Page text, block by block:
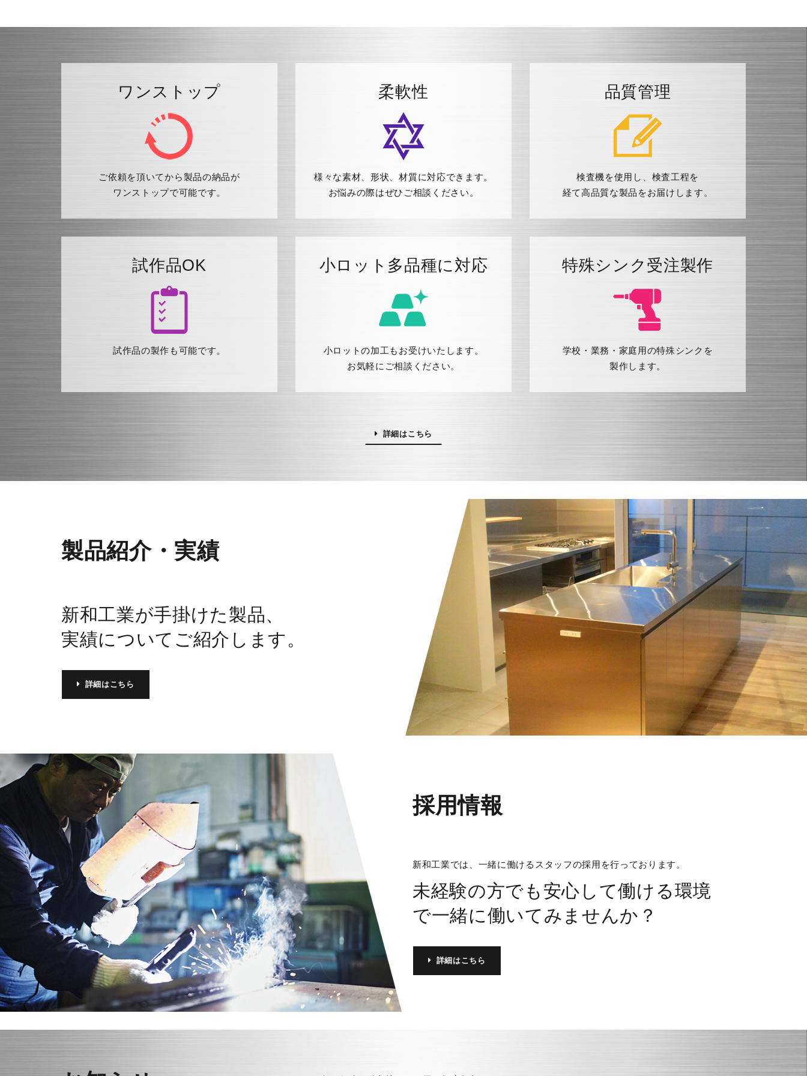
ワンストップ
ご依頼を頂いてから製品の納品が
ワンストップで可能です。
柔軟性
様々な素材、形状、材質に対応できます。
お悩みの際はぜひご相談ください。
品質管理
検査機を使用し、検査工程を
経て高品質な製品をお届けします。
試作品OK
試作品の製作も可能です。
小ロット多品種に対応
小ロットの加工もお受けいたします。
お気軽にご相談ください。
特殊シンク受注製作
学校・業務・家庭用の特殊シンクを
製作します。
詳細はこちら
製品紹介・実績
新和工業が手掛けた製品、
実績についてご紹介します。
詳細はこちら
採用情報
新和工業では、一緒に働けるスタッフの採用を行っております。
未経験の方でも安心して働ける環境
で一緒に働いてみませんか？
詳細はこちら